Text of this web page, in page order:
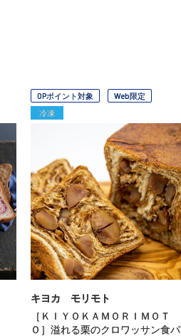
OPポイント対象
Web限定
冷凍
キヨカ モリモト
［ＫＩＹＯＫＡＭＯＲＩＭＯＴ
Ｏ］溢れる栗のクロワッサン食パ